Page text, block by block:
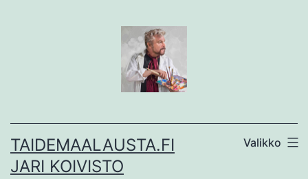
TAIDEMAALAUSTA.FI
JARI KOIVISTO
Valikko